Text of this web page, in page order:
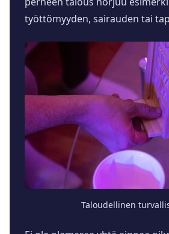
työttömyyden, sairauden tai
Taloudellinen